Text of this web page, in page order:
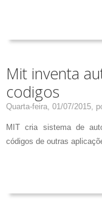
Mit inventa
codigos
Quarta-feira, 01/07/2015,
MIT cria sistema de
códigos de outras